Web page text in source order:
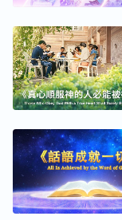
一个是结束；一
的、作接续工作
灵，但是在不同
而且时隔几千年
成，可同时相提
人，而且还看见
测不透，对我总
似乎是一场不存
是神。你真能将